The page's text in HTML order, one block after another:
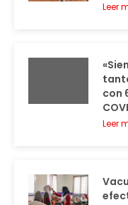
Leer
con
Leer